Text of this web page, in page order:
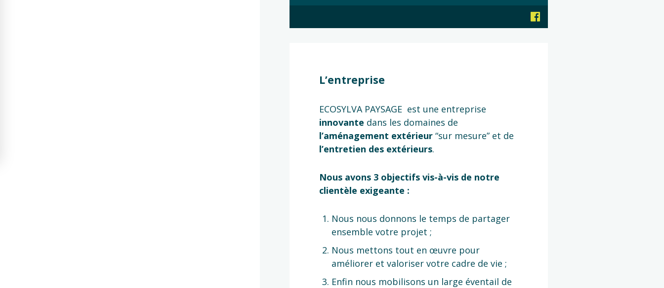
L’entreprise
ECOSYLVA PAYSAGE est une entreprise
innovante dans les domaines de
l’aménagement extérieur “sur mesure” et de
l’entretien des extérieurs.
Nous avons 3 objectifs vis-à-vis de notre
clientèle exigeante :
Nous nous donnons le temps de partager
ensemble votre projet ;
Nous mettons tout en œuvre pour
améliorer et valoriser votre cadre de vie ;
Enfin nous mobilisons un large éventail de